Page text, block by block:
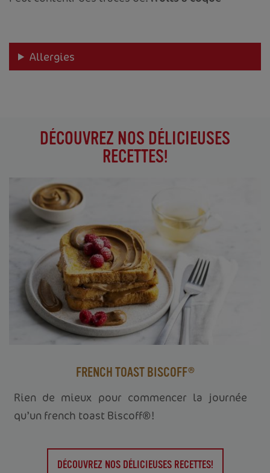
Allergies
DÉCOUVREZ NOS DÉLICIEUSES
RECETTES!
FRENCH TOAST BISCOFF®
Rien de mieux pour commencer la journée
qu’un french toast Biscoff®!
DÉCOUVREZ NOS DÉLICIEUSES RECETTES!